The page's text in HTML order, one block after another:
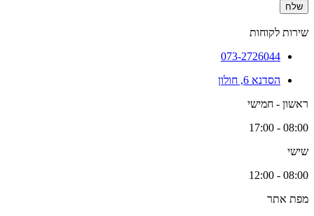
שלח
שירות לקוחות
073-2726044
הסדנא 6, חולון
ראשון - חמישי
08:00 - 17:00
שישי
08:00 - 12:00
מפת אתר